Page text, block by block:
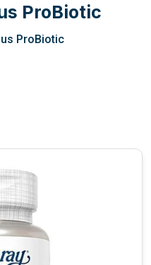
ProBiotic
ProBiotic